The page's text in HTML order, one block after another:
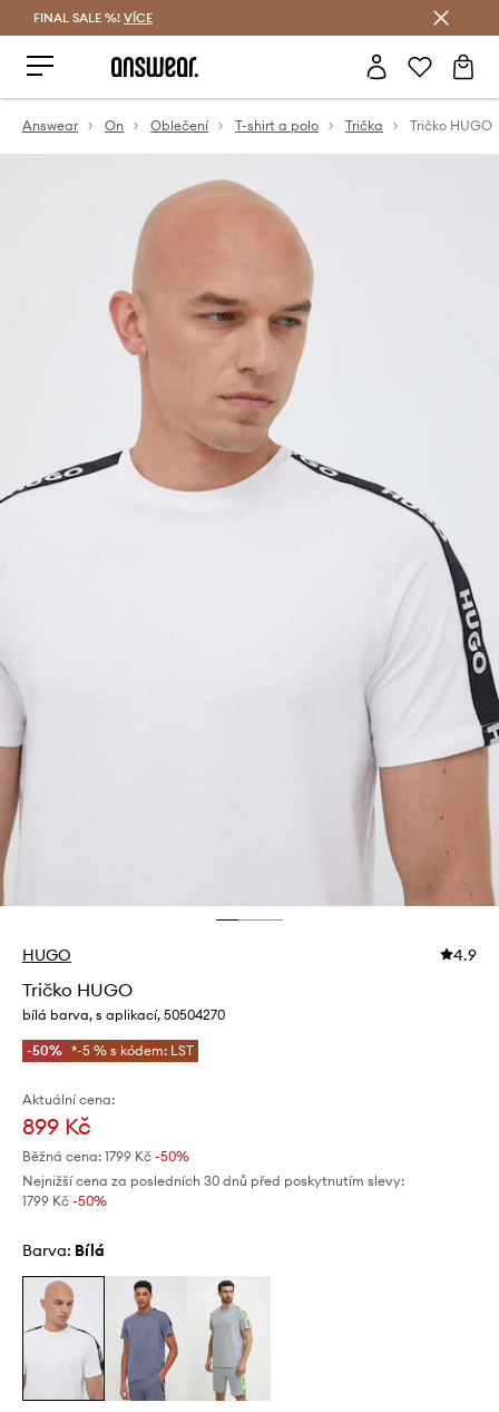
FINAL SALE %! VÍCE
Answear On Oblečení T-shirt a polo Trička Tričko HUGO
HUGO 4.9
Tričko HUGO
bílá barva, s aplikací, 50504270
-50% *-5 % s kódem: LST
Aktuální cena:
899 Kč
Běžná cena: 1799 Kč -50%
Nejnižší cena za posledních 30 dnů před poskytnutím slevy:
1799 Kč -50%
Barva: bílá